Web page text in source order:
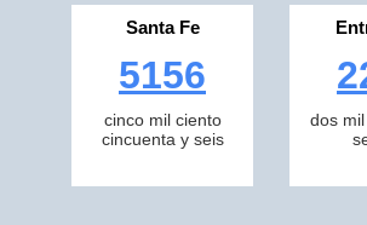
Santa Fe
5156
cinco mil ciento
cincuenta y seis
dos